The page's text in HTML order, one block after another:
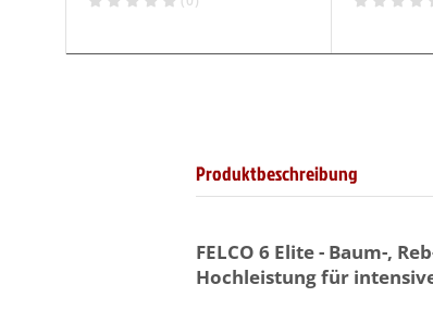
Produktbeschreibung
FELCO 6 Elite - Baum-,
Hochleistungfür